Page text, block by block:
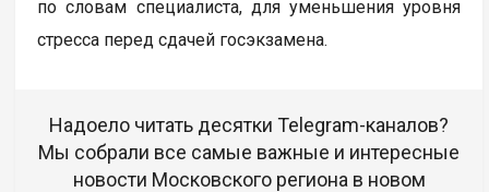
по словам специалиста, для уменьшения уровня
стресса перед сдачей госэкзамена.
Надоело читать десятки Telegram-каналов?
Мы собрали все самые важные и интересные
новости Московского региона в новом